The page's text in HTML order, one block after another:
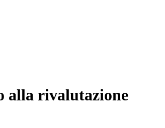
alla rivalutazione